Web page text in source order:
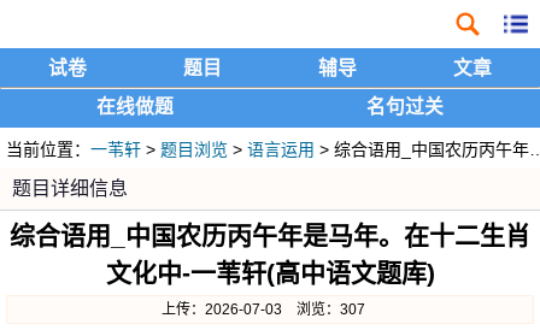
试卷 题目 辅导
文章
在线做题
名句过关
当前位置： 一苇轩 > 题目浏览 > 语言运用 > 综合语用_中国农历丙午年是马年。在十二生肖文化中
题目详细信息
综合语用_中国农历丙午年是马年。在十二生肖
文化中-一苇轩(高中语文题库)
上传：2026-07-03 浏览：307